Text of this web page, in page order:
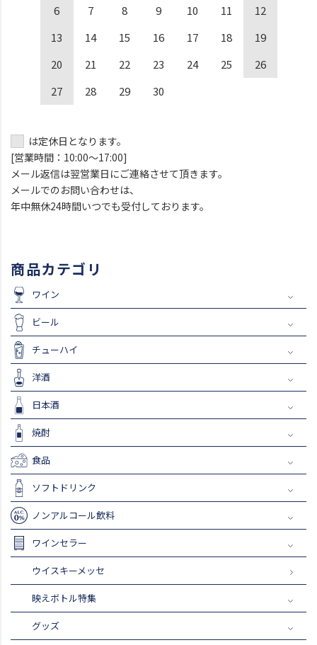
6
7 8 9 10 11
12
13
14 15 16 17 18
19
20
21 22 23 24 25
26
27
28 29 30
は定休日となります。
[営業時間：10:00～17:00]
メール返信は翌営業日にご連絡させて頂きます。
メールでのお問い合わせは、
年中無休24時間いつでも受付しております。
商品カテゴリ
ワイン
ビール
チューハイ
洋酒
日本酒
焼酎
食品
ソフトドリンク
ノンアルコール飲料
ワインセラー
ウイスキーメッセ
映えボトル特集
グッズ